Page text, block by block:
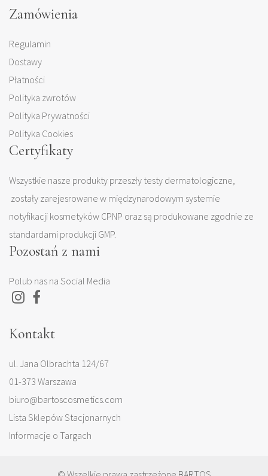
Zamówienia
Regulamin
Dostawy
Płatności
Polityka zwrotów
Polityka Prywatności
Polityka Cookies
Certyfikaty
Wszystkie nasze produkty przeszły testy dermatologiczne,
zostały zarejesrowane w międzynarodowym systemie
notyfikacji kosmetyków CPNP oraz są produkowane zgodnie ze
standardami produkcji GMP.
Pozostań z nami
Polub nas na Social Media
Kontakt
ul. Jana Olbrachta 124/67
01-373 Warszawa
biuro@bartoscosmetics.com
Lista Sklepów Stacjonarnych
Informacje o Targach